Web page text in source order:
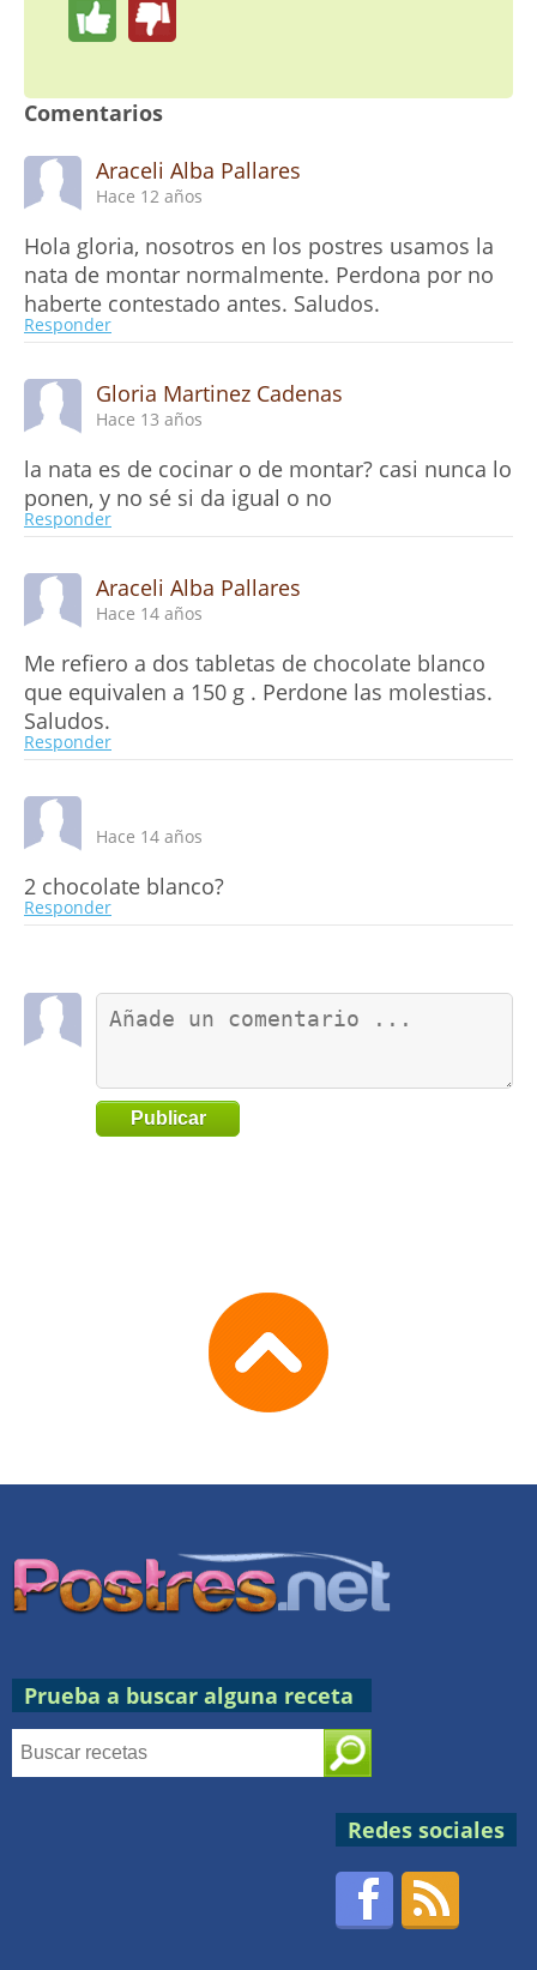
Comentarios
Araceli Alba Pallares
Hace 12 años
Hola gloria, nosotros en los postres usamos la
nata de montar normalmente. Perdona por no
haberte contestado antes. Saludos.
Responder
Gloria Martinez Cadenas
Hace 13 años
la nata es de cocinar o de montar? casi nunca lo
ponen, y no sé si da igual o no
Responder
Araceli Alba Pallares
Hace 14 años
Me refiero a dos tabletas de chocolate blanco
que equivalen a 150 g . Perdone las molestias.
Saludos.
Responder
Hace 14 años
2 chocolate blanco?
Responder
Publicar
Prueba a buscar alguna receta
Redes sociales
Facebook